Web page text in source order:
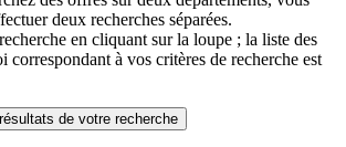
deux recherches séparées.
en cliquant sur la loupe ; la liste des
correspondant à vos critères de recherche est
de votre recherche